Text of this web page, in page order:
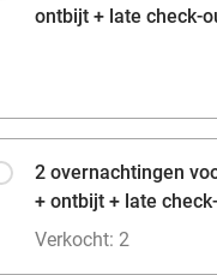
ontbijt + late check-
2 overnachtingen
+ ontbijt + late
Verkocht: 2